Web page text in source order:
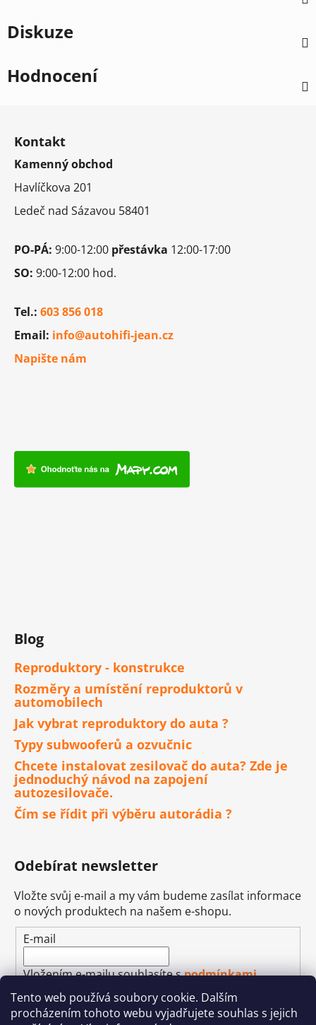
Tento web používá soubory cookie. Dalším
procházením tohoto webu vyjadřujete souhlas s jejich
Diskuze
Hodnocení
Kontakt
Kamenný obchod
Havlíčkova 201
Ledeč nad Sázavou 58401
PO-PÁ: 9:00-12:00 přestávka 12:00-17:00
SO: 9:00-12:00 hod.
Tel.: 603 856 018
Email: info@autohifi-jean.cz
Napište nám
Blog
Reproduktory - konstrukce
Rozměry a umístění reproduktorů v
automobilech
Jak vybrat reproduktory do auta ?
Typy subwooferů a ozvučnic
Chcete instalovat zesilovač do auta? Zde je
jednoduchý návod na zapojení
autozesilovače.
Čím se řídit při výběru autorádia ?
Odebírat newsletter
Vložte svůj e-mail a my vám budeme zasílat informace
o nových produktech na našem e-shopu.
E-mail
Vložením e-mailu souhlasíte spodmínkami
ochrany osobních údajů